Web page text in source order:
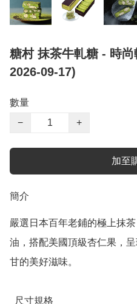
糖村 抹茶牛軋糖 - 時
2026-09-17)
數量
−
+
加至
簡介
嚴選日本百年老鋪的極上抹
油，搭配美國頂級杏仁果，
甘的美好滋味。